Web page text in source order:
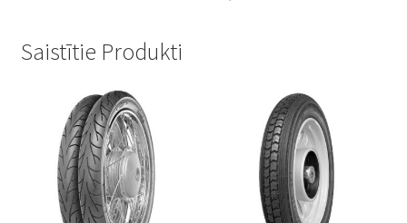
Saistītie Produkti